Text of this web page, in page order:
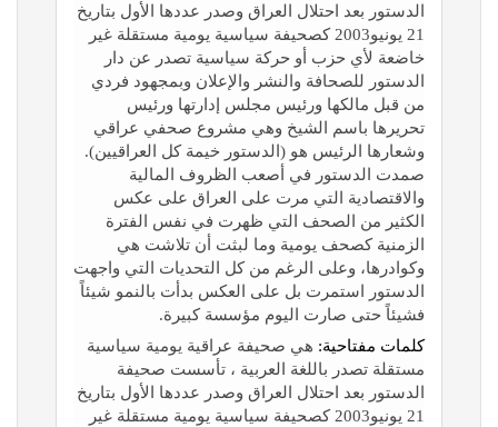
الدستور بعد احتلال العراق وصدر عددها الأول بتاريخ
21 يونيو2003 كصحيفة سياسية يومية مستقلة غير
خاضعة لأي حزب أو حركة سياسية تصدر عن دار
الدستور للصحافة والنشر والإعلان وبمجهود فردي
من قبل مالكها ورئيس مجلس إدارتها ورئيس
تحريرها باسم الشيخ وهي مشروع صحفي عراقي
وشعارها الرئيس هو (الدستور خيمة كل العراقيين).
صمدت الدستور في أصعب الظروف المالية
والاقتصادية التي مرت على العراق على عكس
الكثير من الصحف التي ظهرت في نفس الفترة
الزمنية كصحف يومية وما لبثت أن تلاشت هي
وكوادرها، وعلى الرغم من كل التحديات التي واجهت
الدستور استمرت بل على العكس بدأت بالنمو شيئاً
فشيئاً حتى صارت اليوم مؤسسة كبيرة.
كلمات مفتاحية: هي صحيفة عراقية يومية سياسية
مستقلة تصدر باللغة العربية ، تأسست صحيفة
الدستور بعد احتلال العراق وصدر عددها الأول بتاريخ
21 يونيو2003 كصحيفة سياسية يومية مستقلة غير